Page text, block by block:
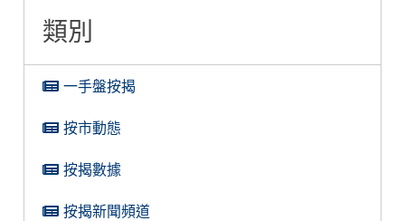
類別
一手盤按揭
按市動態
按揭數據
按揭新聞頻道